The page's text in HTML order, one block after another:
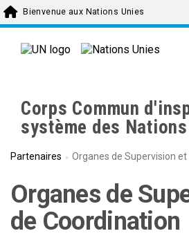
Skip to main content
Bienvenue aux Nations Unies
Corps Commun
système des
Partenaires Organes de Supervision
Organes de
de Coordination